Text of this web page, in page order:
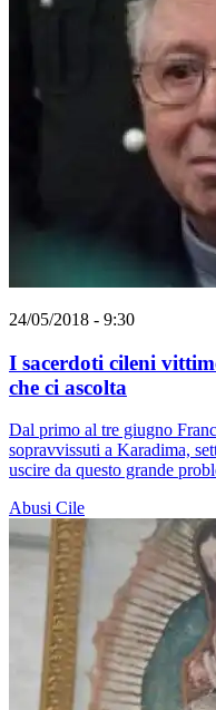
24/05/2018 - 9:30
I sacerdoti cileni
che ci ascolta
Dal primo al tre giugno
sopravvissuti a Karadima,
uscire da questo grande
Abusi Cile